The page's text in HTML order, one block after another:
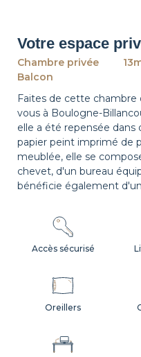
Votre espace
Chambre privée
Balcon
Faites de cette chambre
vous à Boulogne-
elle a été repensée dans
papier peint imprimé de
meublée, elle se
chevet, d'un bureau
bénéficie également
Oreillers
Accès sécurisé